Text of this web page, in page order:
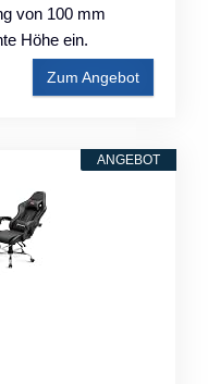
von 100 mm
Höhe ein.
Zum Angebot
ANGEBOT